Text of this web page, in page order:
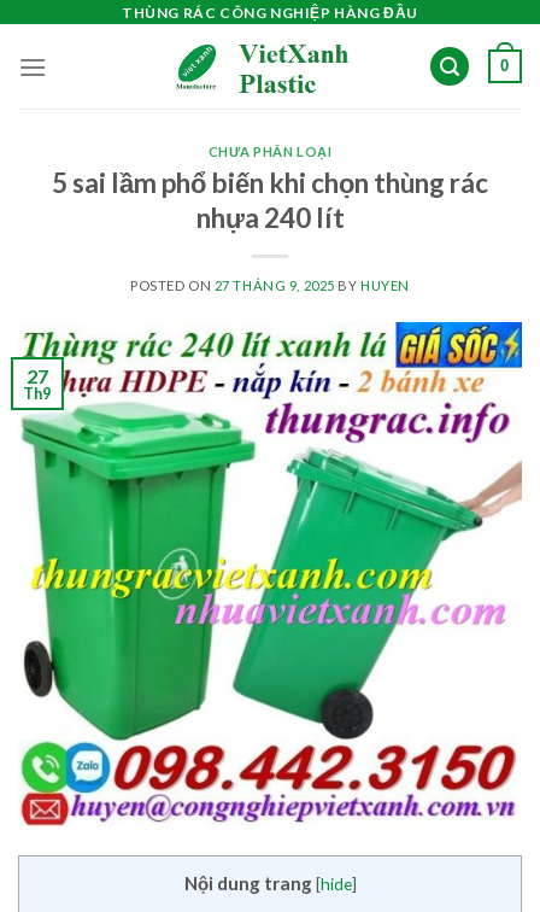
content
THÙNG RÁC CÔNG NGHIỆP HÀNG ĐẦU
0
CHƯA PHÂN LOẠI
5 sai lầm phổ biến khi chọn thùng rác
nhựa 240 lít
POSTED ON 27 THÁNG 9, 2025 BY HUYEN
27
Th9
Nội dung trang [hide]